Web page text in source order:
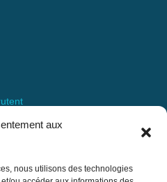
aux
nous utilisons des technologies